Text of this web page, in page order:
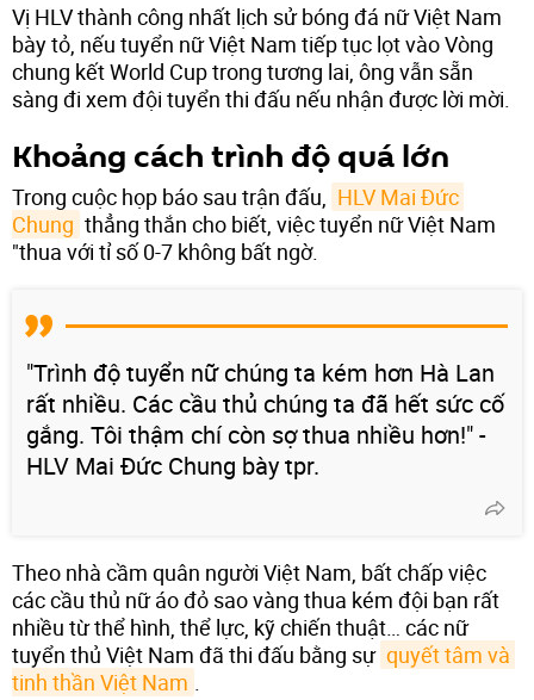
Vị HLV thành công nhất lịch sử bóng đá nữ Việt Nam
bày tỏ, nếu tuyển nữ Việt Nam tiếp tục lọt vào Vòng
chung kết World Cup trong tương lai, ông vẫn sẵn
sàng đi xem đội tuyển thi đấu nếu nhận được lời mời.
Khoảng cách trình độ quá lớn
Trong cuộc họp báo sau trận đấu,
HLV Mai Đức
Chung thẳng thắn cho biết, việc tuyển nữ Việt Nam
"thua với tỉ số 0-7 không bất ngờ.
"Trình độ tuyển nữ chúng ta kém hơn Hà Lan
rất nhiều. Các cầu thủ chúng ta đã hết sức cố
gắng. Tôi thậm chí còn sợ thua nhiều hơn!" -
HLV Mai Đức Chung bày tpr.
Theo nhà cầm quân người Việt Nam, bất chấp việc
các cầu thủ nữ áo đỏ sao vàng thua kém đội bạn rất
nhiều từ thể hình, thể lực, kỹ chiến thuật… các nữ
tuyển thủ Việt Nam đã thi đấu bằng sự quyết tâm và
tinh thần Việt Nam